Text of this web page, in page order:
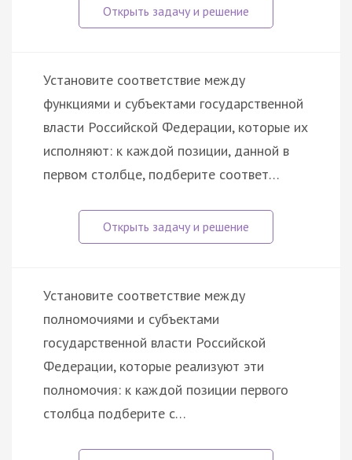
Установите соответствие между
функциями и субъектами государственной
власти Российской Федерации, которые их
исполняют: к каждой позиции, данной в
первом столбце, подберите соответ…
Установите соответствие между
полномочиями и субъектами
государственной власти Российской
Федерации, которые реализуют эти
полномочия: к каждой позиции первого
столбца подберите с…